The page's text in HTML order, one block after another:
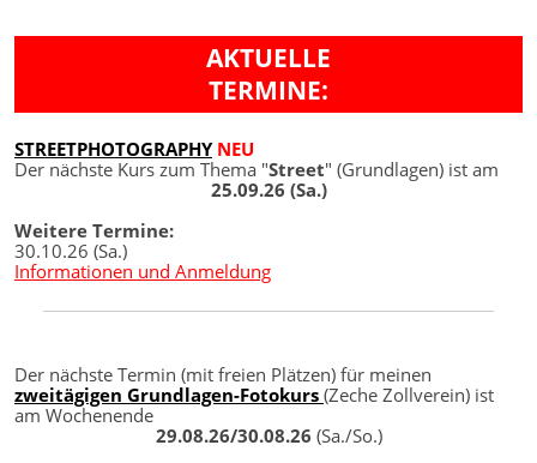
AKTUELLE
TERMINE:
STREETPHOTOGRAPHY NEU
Der nächste Kurs zum Thema "Street" (Grundlagen) ist am
25.09.26 (Sa.)
Weitere Termine:
30.10.26 (Sa.)
Informationen und Anmeldung
Der nächste Termin (mit freien Plätzen) für meinen
zweitägigen Grundlagen-Fotokurs (Zeche Zollverein) ist
am Wochenende
29.08.26/30.08.26 (Sa./So.)